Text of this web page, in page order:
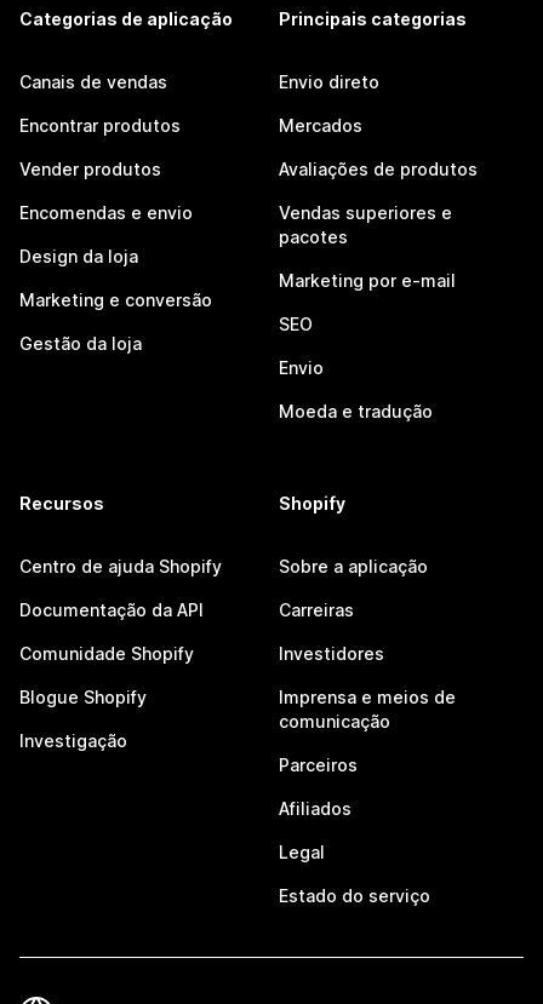
Categorias de aplicação
Canais de vendas
Encontrar produtos
Vender produtos
Encomendas e envio
Design da loja
Marketing e conversão
Gestão da loja
Principais categorias
Envio direto
Mercados
Avaliações de produtos
Vendas superiores e
pacotes
Marketing por e-mail
SEO
Envio
Moeda e tradução
Recursos
Centro de ajuda Shopify
Documentação da API
Comunidade Shopify
Blogue Shopify
Investigação
Shopify
Sobre a aplicação
Carreiras
Investidores
Imprensa e meios de
comunicação
Parceiros
Afiliados
Legal
Estado do serviço